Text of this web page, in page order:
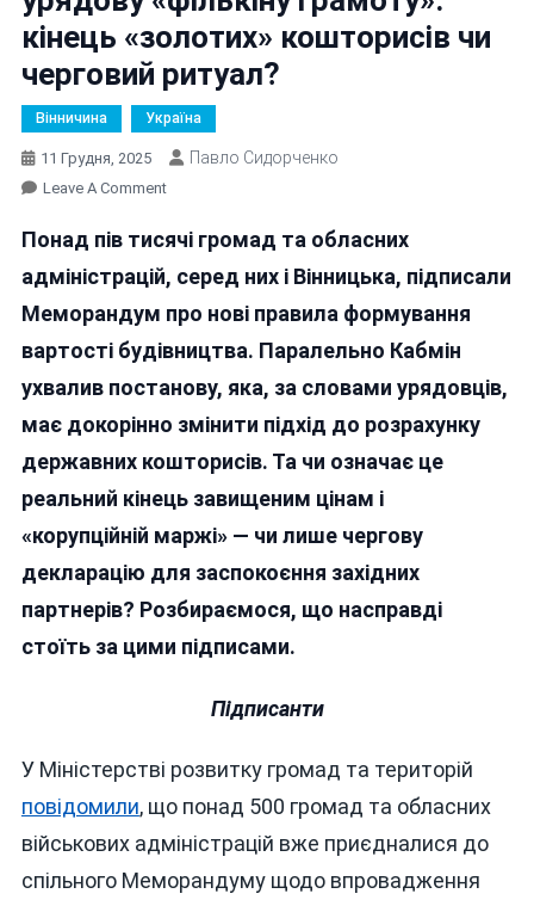
кінець «золотих» кошторисів чи
черговий ритуал?
Вінничина Україна
11 Грудня, 2025 Павло Сидорченко
Leave A CommentOn
Теж
Підписала
«фількіну
Грамоту»:
Кошторисів
Чи
Понад пів тисячі громад та обласних
адміністрацій, серед них і Вінницька, підписали
Меморандум про нові правила формування
вартості будівництва. Паралельно Кабмін
ухвалив постанову, яка, за словами урядовців,
має докорінно змінити підхід до розрахунку
державних кошторисів. Та чи означає це
реальний кінець завищеним цінам і
«корупційній маржі» — чи лише чергову
декларацію для заспокоєння західних
партнерів? Розбираємося, що насправді
стоїть за цими підписами.
Підписанти
У Міністерстві розвитку громад та територій
повідомили, що понад 500 громад та обласних
військових адміністрацій вже приєдналися до
спільного Меморандуму щодо впровадження